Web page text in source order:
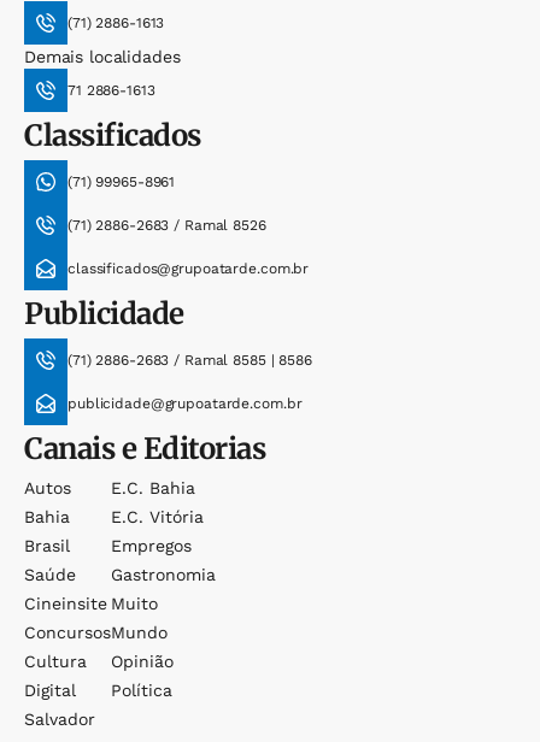
(71) 2886-1613
Demais localidades
71 2886-1613
Classificados
(71) 99965-8961
(71) 2886-2683 / Ramal 8526
classificados@grupoatarde.com.br
Publicidade
(71) 2886-2683 / Ramal 8585 | 8586
publicidade@grupoatarde.com.br
Canais e Editorias
Autos
Bahia
Brasil
Saúde
Cineinsite
Concursos
Cultura
Digital
Salvador
E.c. Bahia
E.c. Vitória
Empregos
Gastronomia
Muito
Mundo
Opinião
Política